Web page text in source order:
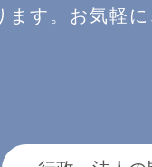
ます。お気軽